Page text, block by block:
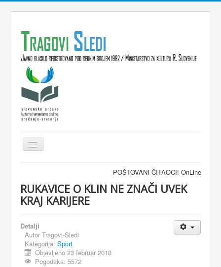
Isključi
navigaciju
VESTI
KULTURA
MAGAZIN
FELJTON
POŠTOVANI ČITAOCI! OnLine
RUKAVICE O KLIN NE ZNAČI UVEK
KRAJ KARIJERE
Detalji
Autor Tragovi-Sledi
Kategorija: Sport
Objavljeno 23 februar 2018
Pogodaka: 5572